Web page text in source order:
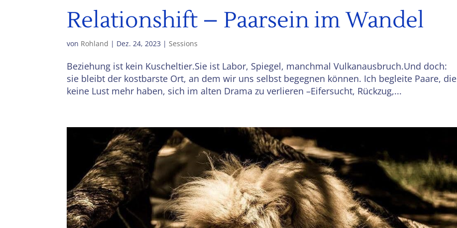
Relationshift – Paarsein im Wandel
von Rohland | Dez. 24, 2023 | Sessions
Beziehung ist kein Kuscheltier.Sie ist Labor, Spiegel, manchmal Vulkanausbruch.Und doch:
sie bleibt der kostbarste Ort, an dem wir uns selbst begegnen können. Ich begleite Paare, die
keine Lust mehr haben, sich im alten Drama zu verlieren –Eifersucht, Rückzug,...